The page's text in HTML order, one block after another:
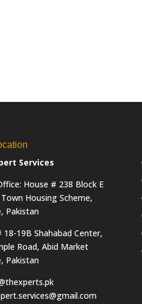
Services
House # 238 Block E
Town Housing Scheme,
Pakistan
18-19B Shahabad Center,
Road, Abid Market
Pakistan